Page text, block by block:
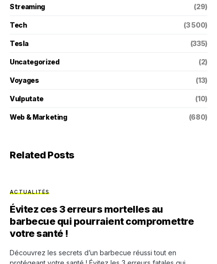
Streaming (29)
Tech (3 500)
Tesla (335)
Uncategorized (2)
Voyages (13)
Vulputate (10)
Web & Marketing (680)
Related Posts
ACTUALITÉS
Évitez ces 3 erreurs mortelles au
barbecue qui pourraient compromettre
votre santé !
Découvrez les secrets d’un barbecue réussi tout en